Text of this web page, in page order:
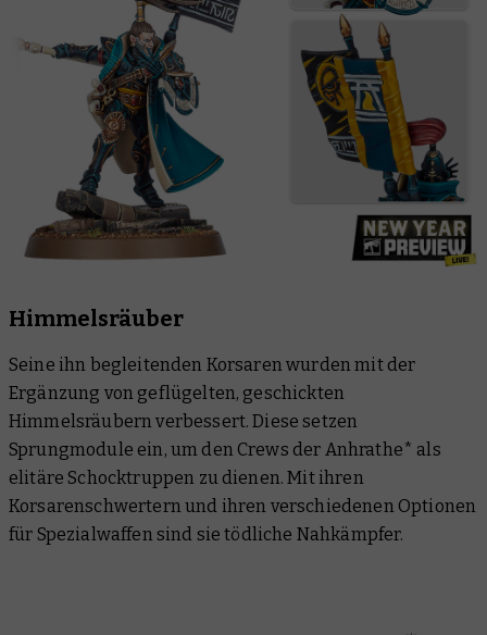
Himmelsräuber
Seine ihn begleitenden Korsaren wurden mit der
Ergänzung von geflügelten, geschickten
Himmelsräubern verbessert. Diese setzen
Sprungmodule ein, um den Crews der Anhrathe* als
elitäre Schocktruppen zu dienen. Mit ihren
Korsarenschwertern und ihren verschiedenen Optionen
für Spezialwaffen sind sie tödliche Nahkämpfer.